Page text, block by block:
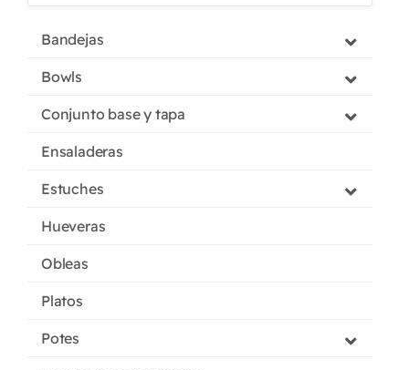
Bandejas
Bowls
Conjunto base y tapa
Ensaladeras
Estuches
Hueveras
Obleas
Platos
Potes